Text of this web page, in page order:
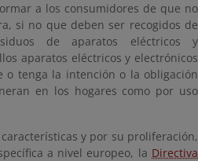
a los consumidores de que no
si no que deben ser recogidos de
de aparatos eléctricos y
aparatos eléctricos y electrónicos
o tenga la intención o la obligación
en los hogares como por uso
y por su proliferación,
a nivel europeo, la Directiva